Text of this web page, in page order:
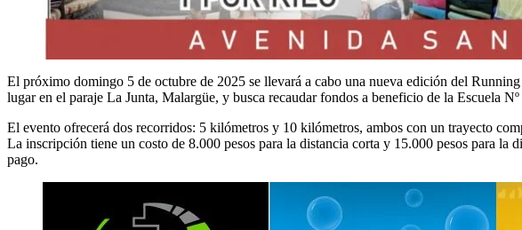
El próximo domingo 5 de octubre de 2025 se llevará a cabo una nueva edición del
lugar en el paraje La Junta, Malargüe, y busca recaudar fondos a beneficio de la Escuela
El evento ofrecerá dos recorridos: 5 kilómetros y 10 kilómetros, ambos con un trayecto
La inscripción tiene un costo de 8.000 pesos para la distancia corta y 15.000 pesos para
pago.